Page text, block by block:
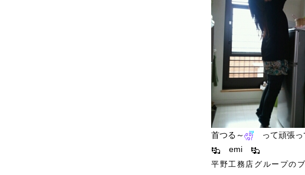
首つる～
って頑張っ
emi
平野工務店グループの